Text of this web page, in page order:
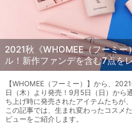
2021秋《WHOMEE（フーミー
ル！新作ファンデを含む7点を
【WHOMEE（フーミー）】から、
日（木）より発売！9月5日（日）から
ち上げ時に発売されたアイテムたちが
この記事では、生まれ変わったコスメ
ビューをご紹介します。